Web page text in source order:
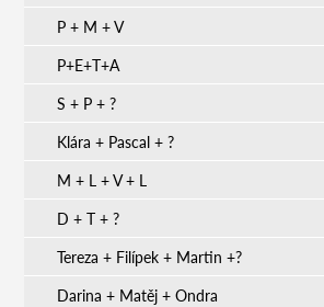
P + M + V
P+E+T+A
S + P + ?
Klára + Pascal + ?
M + L + V + L
D + T + ?
Tereza + Filípek + Martin +?
Darina + Matěj + Ondra